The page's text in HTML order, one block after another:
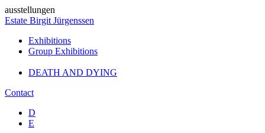
ausstellungen
Estate Birgit Jürgenssen
Exhibitions
Group Exhibitions
DEATH AND DYING
Contact
D
E